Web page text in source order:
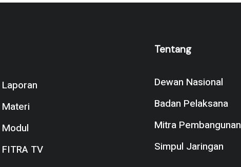
Laporan
Materi
Modul
FITRA TV
Tentang
Dewan Nasional
Badan Pelaksana
Mitra Pembangunan
Simpul Jaringan